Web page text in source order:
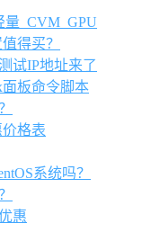
_CVM_GPU
得买？
试IP地址来了
面板命令脚本
格表
系统吗？
惠